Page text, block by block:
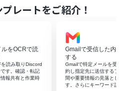
スプレッドシートをYoomと
を選択し、「特定のキーワードに
したら」というアクションを設定し
でAI機能の「要約する」アクション
ールの本文を要約します。
ンでGoogle スプレッドシートの
レートをご紹介！
をOCRで読
読み取りDiscord
す。確認・転記
報共有と作業時
Gmailで受信した内容
する
Gmailで特定メールを受信
約し指定先に送信するフロ
間や重要情報の見落としを
す。さらにキーワード設定